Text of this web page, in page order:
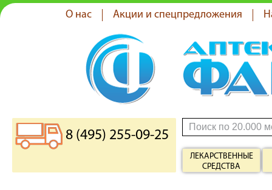
О нас Акции и спецпредложения
8 (495) 255-09-25
ЛЕКАРСТВЕННЫЕ
СРЕДСТВА